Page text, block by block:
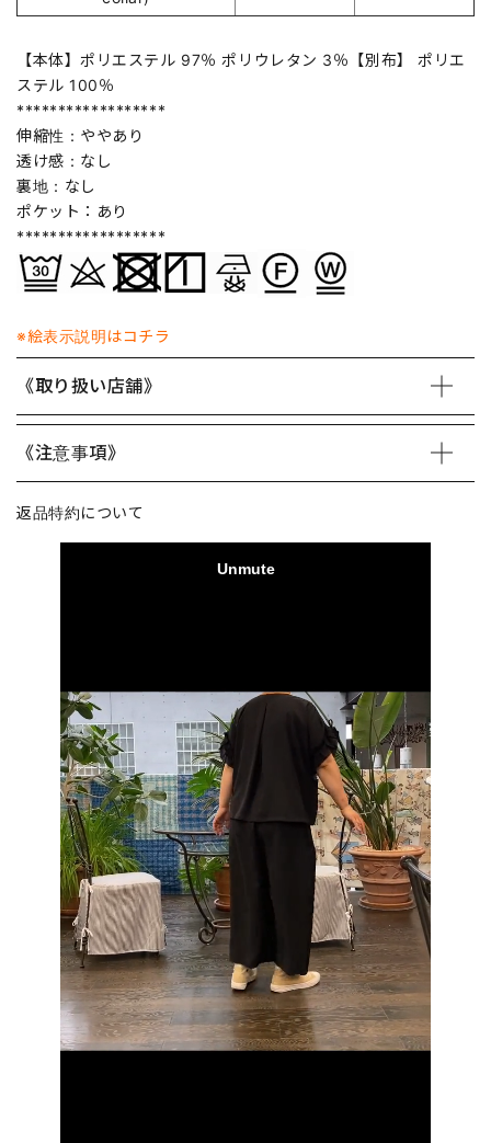
【本体】ポリエステル 97％ ポリウレタン 3％【別布】 ポリエ
ステル 100％
******************
伸縮性：ややあり
透け感：なし
裏地：なし
ポケット：あり
******************
※絵表示説明はコチラ
《取り扱い店舗》
《注意事項》
返品特約について